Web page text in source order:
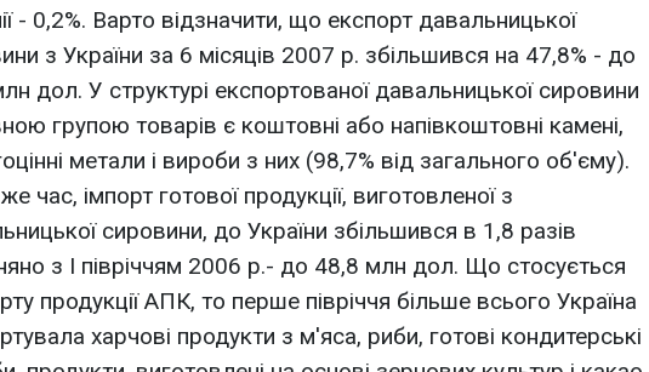
- 0,2%. Варто відзначити, що експорт давальницької
з України за 6 місяців 2007 р. збільшився на 47,8% - до
дол. У структурі експортованої давальницької сировини
групою товарів є коштовні або напівкоштовні камені,
метали і вироби з них (98,7% від загального об'єму).
час, імпорт готової продукції, виготовленої з
сировини, до України збільшився в 1,8 разiв
з І півріччям 2006 р.- до 48,8 млн дол. Що стосується
продукції АПК, то перше півріччя більше всього Україна
харчові продукти з м'яса, риби, готові кондитерські